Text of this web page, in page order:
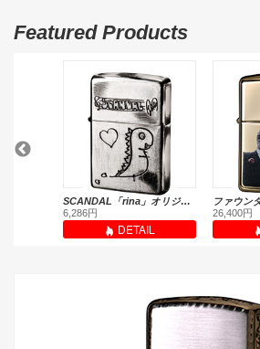
Featured Products
SCANDAL「rina」オリジナルモデル(受注生産限定品)
6,286円
DETAIL
26,400円